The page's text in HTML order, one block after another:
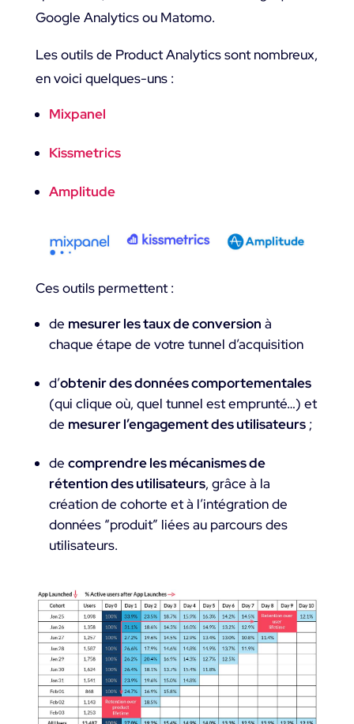
Google Analytics ou Matomo.
Les outils de Product Analytics sont nombreux,
en voici quelques-uns :
Mixpanel
Kissmetrics
Amplitude
Ces outils permettent :
de mesurer les taux de conversion à
chaque étape de votre tunnel d’acquisition
d’obtenir des données comportementales
(qui clique où, quel tunnel est emprunté…) et
de mesurer l’engagement des utilisateurs;
de comprendre les mécanismes de
rétention des utilisateurs, grâce à la
création de cohorte et à l’intégration de
données “produit” liées au parcours des
utilisateurs.